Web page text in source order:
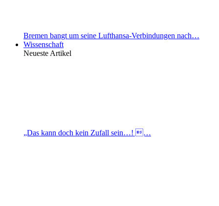
Bremen bangt um seine Lufthansa-Verbindungen nach…
Wissenschaft
Neueste Artikel
„Das kann doch kein Zufall sein…! …